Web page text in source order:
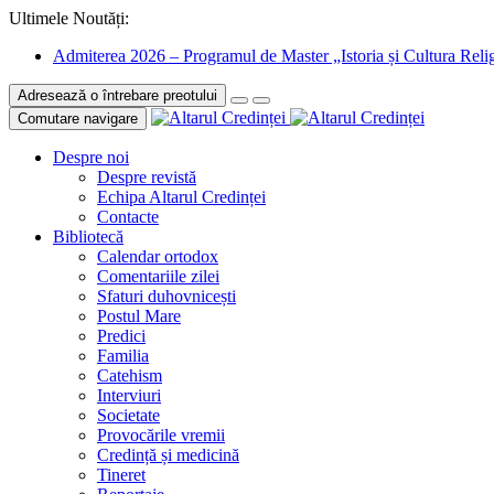
Ultimele Noutăți:
Admiterea 2026 – Programul de Master „Istoria și Cultura
Adresează o întrebare preotului
Comutare navigare
Despre noi
Despre revistă
Echipa Altarul Credinței
Contacte
Bibliotecă
Calendar ortodox
Comentariile zilei
Sfaturi duhovnicești
Postul Mare
Predici
Familia
Catehism
Interviuri
Societate
Provocările vremii
Credință și medicină
Tineret